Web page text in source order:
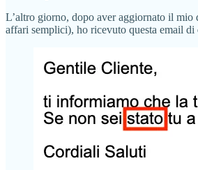
L’altro giorno, dopo aver aggiornato il mio
affari semplici), ho ricevuto questa email di